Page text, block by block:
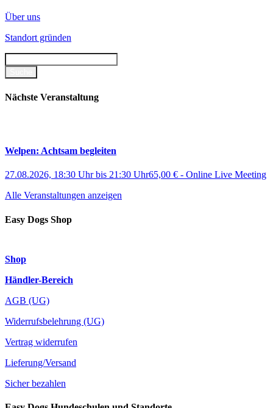
Über uns
Standort gründen
Nächste Veranstaltung
Welpen: Achtsam begleiten
27.08.2026, 18:30 Uhrbis 21:30 Uhr65,00 € - Online Live Meeting
Alle Veranstaltungen anzeigen
Easy Dogs Shop
Shop
Händler-Bereich
AGB (UG)
Widerrufsbelehrung (UG)
Vertrag widerrufen
Lieferung/Versand
Sicher bezahlen